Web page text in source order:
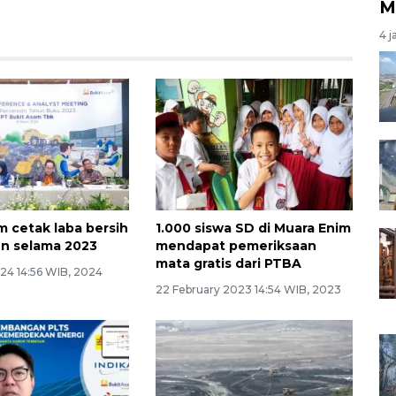
cetak laba bersih
selama 2023
14:56 WIB, 2024
1.000 siswa SD di Muara Enim
mendapat pemeriksaan
mata gratis dari PTBA
22 February 2023 14:54 WIB, 2023
4